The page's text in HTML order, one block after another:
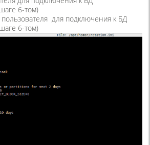
6-том)
для подключения к БД
6-том)